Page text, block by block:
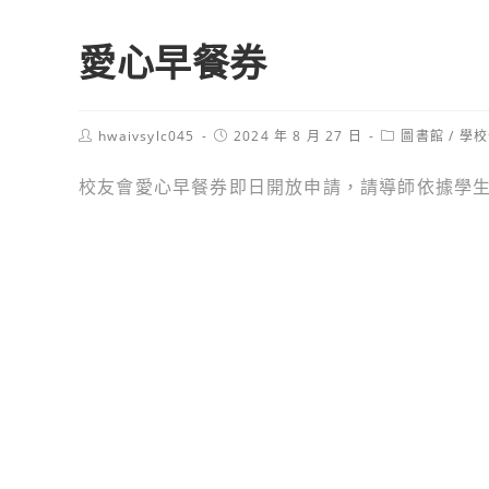
愛心早餐券
Posthwaivsylc045
Post2024 年 8 月 27 日
Post圖書館 / 學
校友會愛心早餐券即日開放申請，請導師依據學